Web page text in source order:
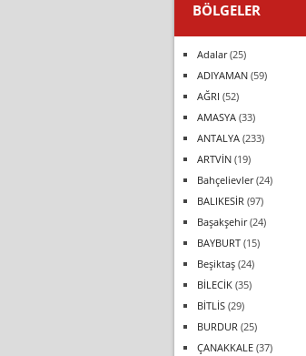
BÖLGELER
Adalar(25)
ADIYAMAN (59)
AĞRI (52)
AMASYA (33)
ANTALYA (233)
ARTVİN (19)
Bahçelievler(24)
BALIKESİR (97)
Başakşehir(24)
BAYBURT (15)
Beşiktaş (24)
BİLECİK (35)
BİTLİS (29)
BURDUR (25)
ÇANAKKALE (37)